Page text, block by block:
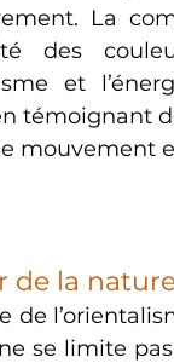
La
des
et
témoignant
mouvement
de la
de
se limite